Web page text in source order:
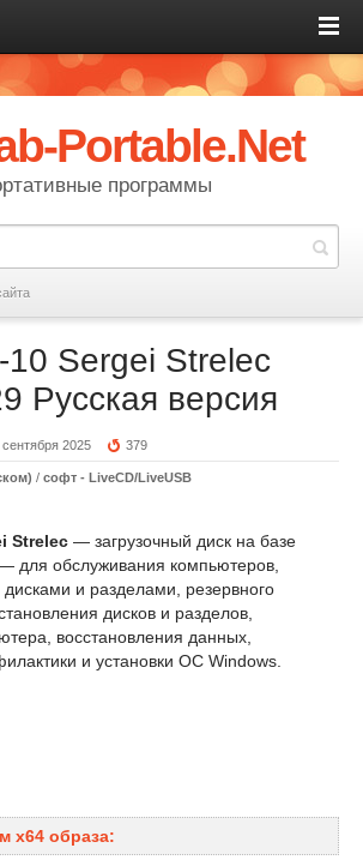
Portable.Net
программы
10 Sergei Strelec
Русская версия
сентября 2025 379
/ софт - LiveCD/LiveUSB
Strelec — загрузочный диск на базе
для обслуживания компьютеров,
и разделами, резервного
дисков и разделов,
восстановления данных,
и установки ОС Windows.
x64 образa: